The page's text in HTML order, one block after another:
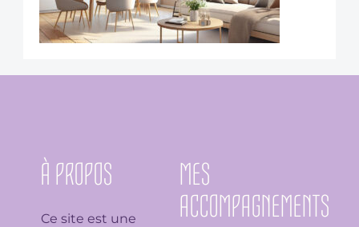
À PROPOS
Ce site est une
MES
ACCOMPAGNEMENTS